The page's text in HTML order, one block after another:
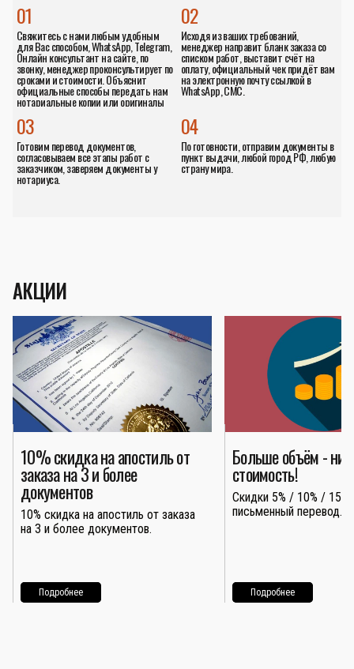
01
Свяжитесь с нами любым удобным
для Вас способом, WhatsApp, Telegram,
Онлайн консультант на сайте, по
звонку, менеджер проконсультирует по
сроками и стоимости. Объяснит
официальные способы передать нам
нотариальные копии или оригиналы
02
Исходя из ваших требований,
менеджер направит бланк заказа со
списком работ, выставит счёт на
оплату, официальный чек придёт вам
на электронную почту ссылкой в
WhatsApp, СМС.
04
По готовности, отправим документы в
пункт выдачи, любой город РФ, любую
страну мира.
03
Готовим перевод документов,
согласовываем все этапы работ с
заказчиком, заверяем документы у
нотариуса.
АКЦИИ
10% скидка на апостиль от
заказа на 3 и более
документов
10% скидка на апостиль от заказа
на 3 и более документов.
Подробнее
Больше объём -
стоимость!
Скидки 5% / 10% / 15%
письменный перевод.
Подробнее